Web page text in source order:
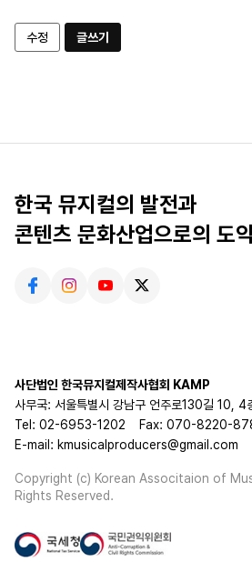
수정 글쓰기
한국 뮤지컬의 발전과
콘텐츠 문화산업으로의 도
사단법인 한국뮤지컬제작사협회 KAMP
사무국: 서울특별시 강남구 언주로130길 10, 4
Tel: 02-6953-1202
Fax: 070-8220-
E-mail: kmusicalproducers@gmail.com
Copyright (c) Korean Associtaion of
Rights Reserved.